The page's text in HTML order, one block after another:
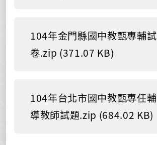
104年金門縣國中教甄專輔試
卷.zip (371.07 KB)
104年台北市國中教甄專任輔
導教師試題.zip (684.02 KB)